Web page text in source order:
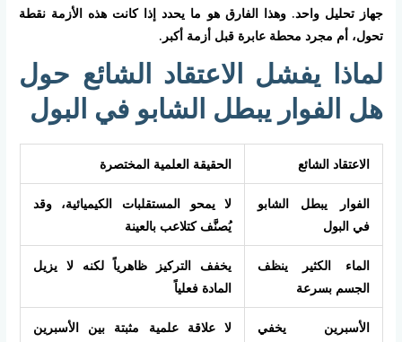
جهاز تحليل واحد. وهذا الفارق هو ما يحدد إذا كانت هذه الأزمة نقطة
تحول، أم مجرد محطة عابرة قبل أزمة أكبر.
لماذا يفشل الاعتقاد الشائع حول
هل الفوار يبطل الشابو في البول
الاعتقاد الشائع الحقيقة العلمية المختصرة
الفوار يبطل الشابو
في البول
لا يمحو المستقلبات الكيميائية، وقد
يُصنَّف كتلاعب بالعينة
الماء الكثير ينظف
الجسم بسرعة
يخفف التركيز ظاهرياً لكنه لا يزيل
المادة فعلياً
الأسبرين يخفي
لا علاقة علمية مثبتة بين الأسبرين